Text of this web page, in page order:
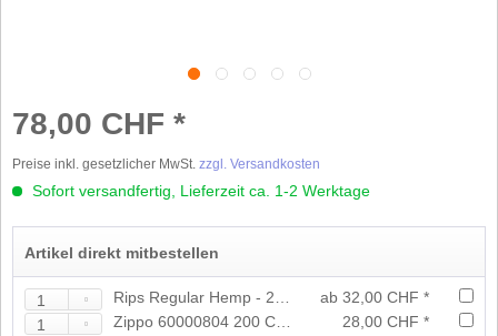
78,00 CHF *
Preise inkl. gesetzlicher MwSt. zzgl. Versandkosten
Sofort versandfertig, Lieferzeit ca. 1-2 Werktage
Artikel direkt mitbestellen
ab 32,00 CHF *
28,00 CHF *